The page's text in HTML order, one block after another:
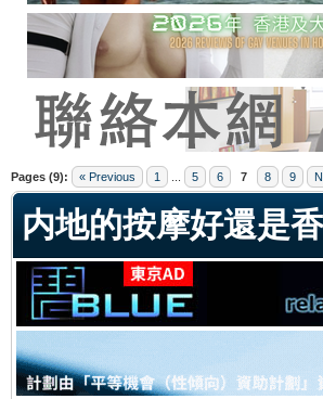
Pages (9): « Previous 1 5 6 7 8 9
内地的按摩好還是